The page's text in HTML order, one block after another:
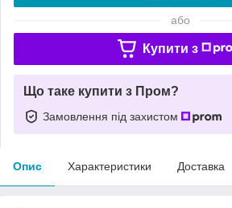
або
Купити з
Що таке купити з Пром?
Замовлення під захистом
Опис Характеристики Доставка